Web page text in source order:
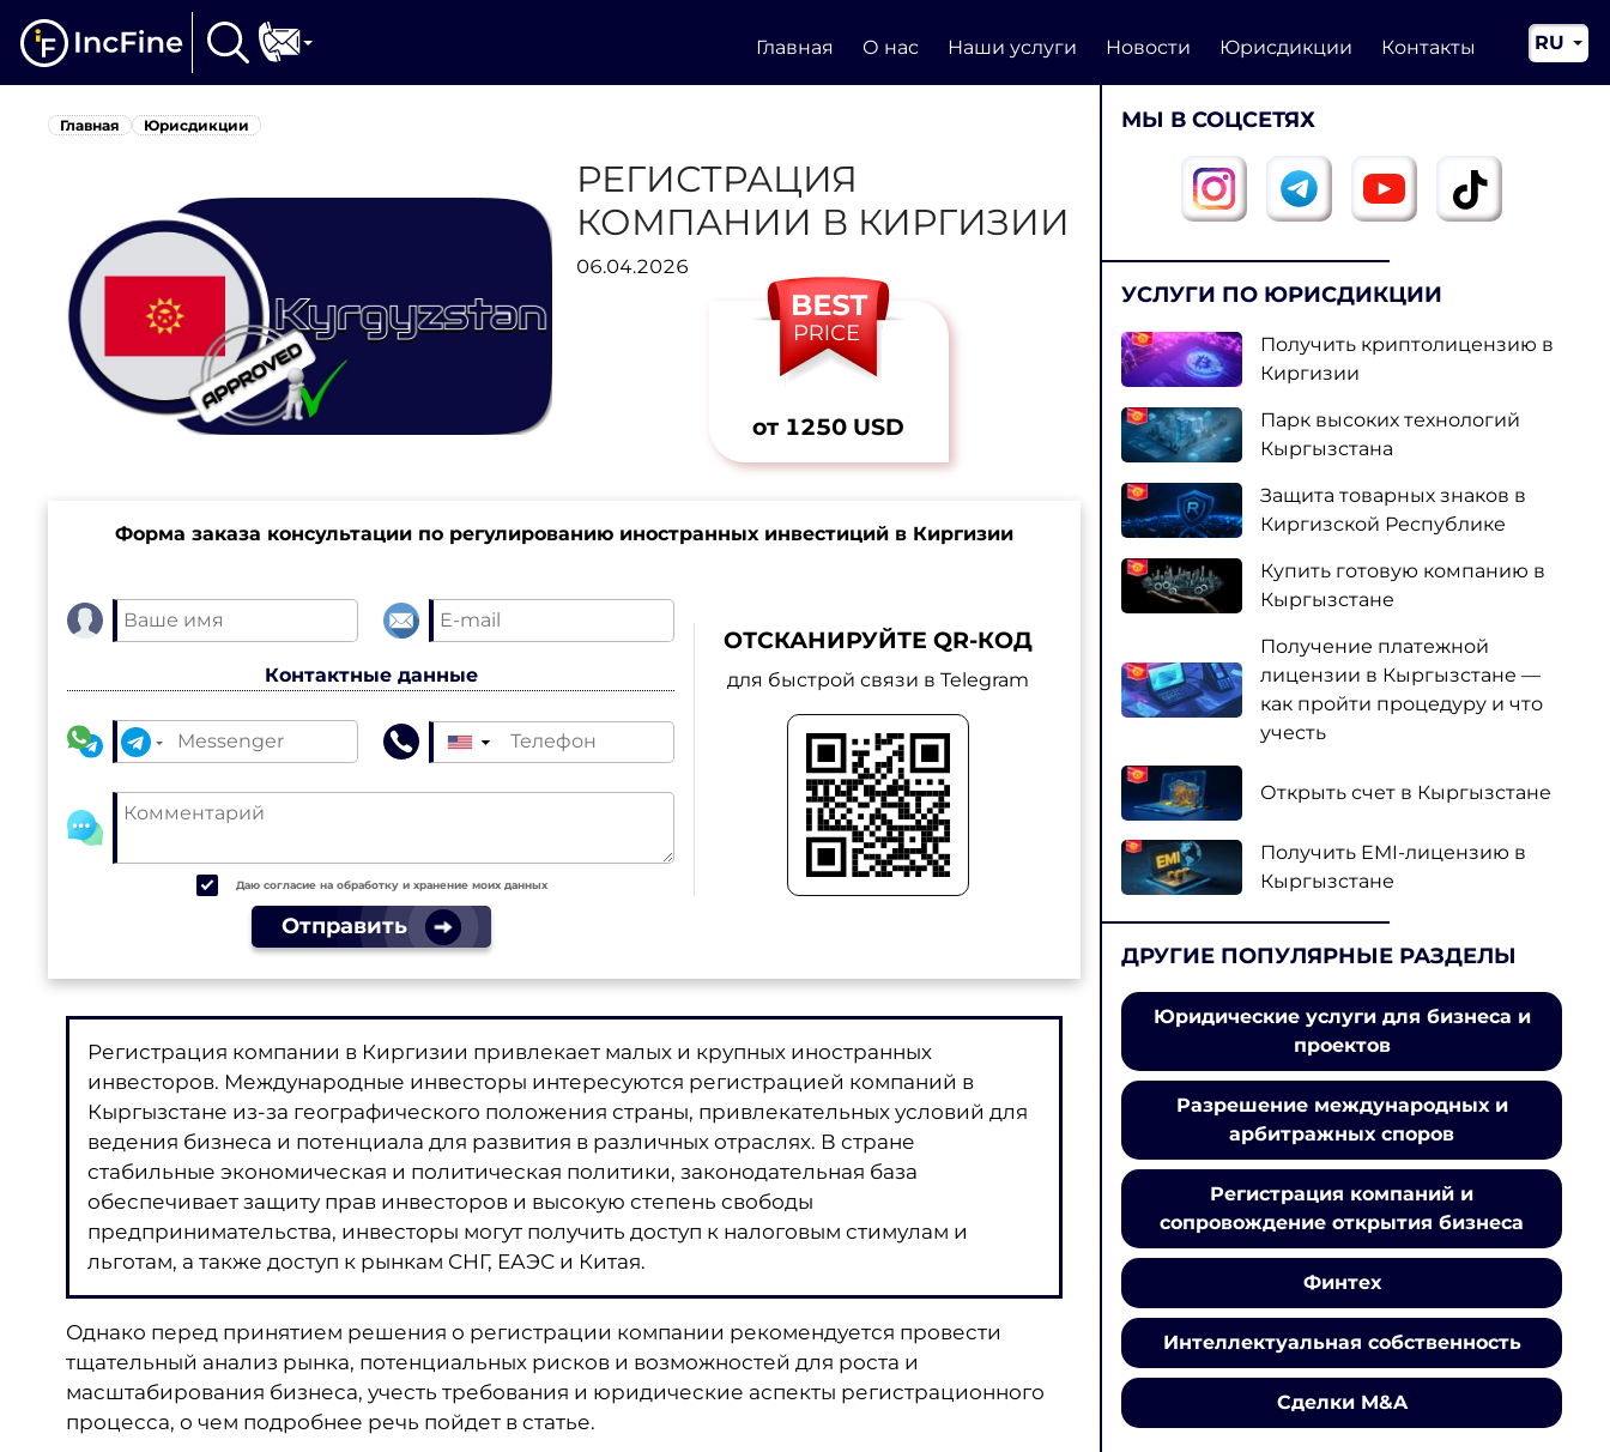
Главная О нас Наши услуги Новости Юрисдикции Контакты
RU
EN
Главная Юрисдикции
РЕГИСТРАЦИЯ
КОМПАНИИ В КИРГИЗИИ
06.04.2026
от 1250 USD
Форма заказа консультации по регулированию иностранных инвестиций в Киргизии
Контактные данные
▼
Даю согласие на обработку и хранение моих данных
Отправить
ОТСКАНИРУЙТЕ QR-КОД
для быстрой связи в Telegram
Регистрация компании в Киргизии привлекает малых и крупных иностранных
инвесторов. Международные инвесторы интересуются регистрацией компаний в
Кыргызстане из-за географического положения страны, привлекательных условий для
ведения бизнеса и потенциала для развития в различных отраслях. В стране
стабильные экономическая и политическая политики, законодательная база
обеспечивает защиту прав инвесторов и высокую степень свободы
предпринимательства, инвесторы могут получить доступ к налоговым стимулам и
льготам, а также доступ к рынкам СНГ, ЕАЭС и Китая.
Однако перед принятием решения о регистрации компании рекомендуется провести
тщательный анализ рынка, потенциальных рисков и возможностей для роста и
масштабирования бизнеса, учесть требования и юридические аспекты регистрационного
процесса, о чем подробнее речь пойдет в статье.
МЫ В СОЦСЕТЯХ
УСЛУГИ ПО ЮРИСДИКЦИИ
Получить криптолицензию в
Киргизии
Парк высоких технологий
Кыргызстана
Защита товарных знаков в
Киргизской Республике
Купить готовую компанию в
Кыргызстане
Получение платежной
лицензии в Кыргызстане —
как пройти процедуру и что
учесть
Открыть счет в Кыргызстане
Получить EMI-лицензию в
Кыргызстане
ДРУГИЕ ПОПУЛЯРНЫЕ РАЗДЕЛЫ
Юридические услуги для бизнеса и
проектов
Разрешение международных и
арбитражных споров
Регистрация компаний и
сопровождение открытия бизнеса
Финтех
Интеллектуальная собственность
Сделки M&A